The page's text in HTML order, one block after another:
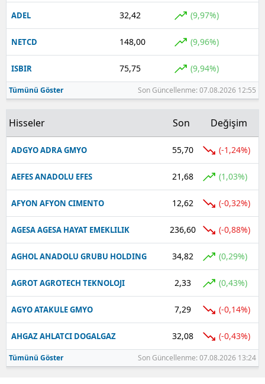
ADEL 32,42 (9,97%)
NETCD 148,00 (9,96%)
ISBIR 75,75 (9,94%)
Tümünü Göster Son Güncellenme: 07.08.2026 12:55
Hisseler Son Değişim
ADGYO ADRA GMYO 55,70 (-1,24%)
AEFES ANADOLU EFES 21,68 (1,03%)
AFYON AFYON CIMENTO 12,62 (-0,32%)
AGESA AGESA HAYAT EMEKLILIK 236,60 (-0,88%)
AGHOL ANADOLU GRUBU HOLDING 34,82 (0,29%)
AGROT AGROTECH TEKNOLOJI 2,33 (0,43%)
AGYO ATAKULE GMYO 7,29 (-0,14%)
AHGAZ AHLATCI DOGALGAZ 32,08 (-0,43%)
Tümünü Göster Son Güncellenme: 07.08.2026 13:24